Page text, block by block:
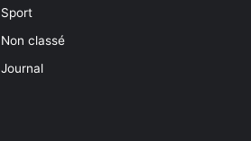
Sport
Non classé
Journal